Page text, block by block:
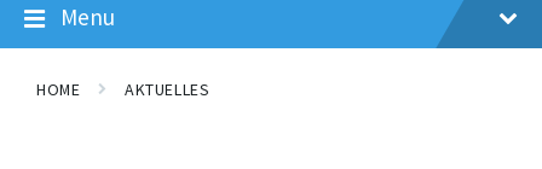
Menu
HOME AKTUELLES